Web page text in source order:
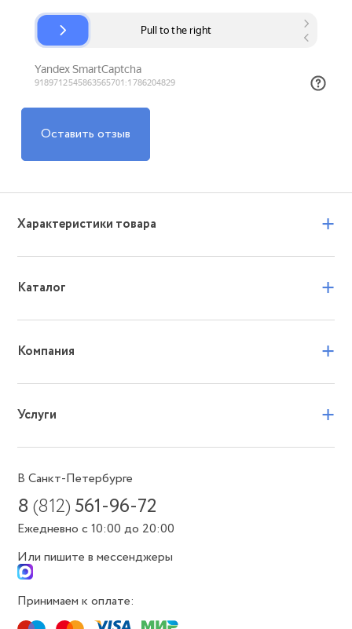
Оставить отзыв
Характеристики товара +
Каталог +
Компания +
Услуги +
В Санкт-Петербурге
8(812) 561-96-72
Ежедневно с 10:00 до 20:00
Или пишите в мессенджеры
Принимаем к оплате: